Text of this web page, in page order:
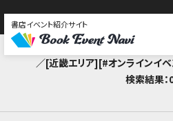
書店イベント紹介サイト
Search
／[近畿エリア][#オンラインイ
検索結果：